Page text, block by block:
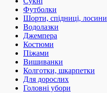
Футболки
Шорти, спідниці, лосини
Водолазки
Джемпера
Костюми
Піжами
Вишиванки
Колготки, шкарпетки
Для дорослих
Головні убори